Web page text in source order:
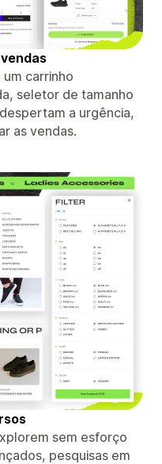
carrinho
seletor de tamanho
a urgência,
as vendas.
sem esforço
pesquisas em